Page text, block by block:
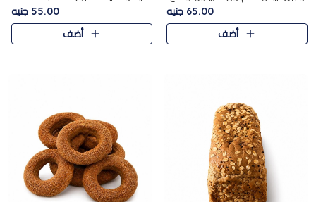
مباشرة من الفرن.الرده مع نعومة
الجبن فوق عجينة طازجة.
65.00 جنيه
أضف
55.00 جنيه
أضف